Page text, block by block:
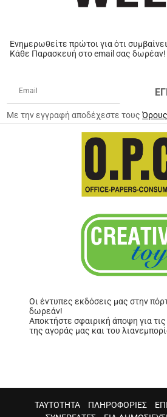
Ενημερωθείτε πρώτοι για ότι
Κάθε Παρασκευή στο email σας δωρέαν!
Με την εγγραφή αποδέχεστε τους
Οι έντυπες εκδόσεις μας στην
δωρεάν!
Αποκτήστε σφαιρική άποψη για
της αγοράς μας και του
ΤΑΥΤΟΤΗΤΑ ΠΛΗΡΟΦΟΡΙΕΣ